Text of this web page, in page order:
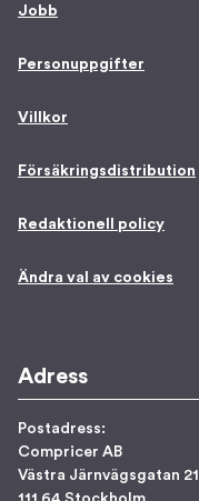
Jobb
Personuppgifter
Villkor
Försäkringsdistribution
Redaktionell policy
Ändra val av cookies
Adress
Postadress:
Compricer AB
Västra Järnvägsgatan 21